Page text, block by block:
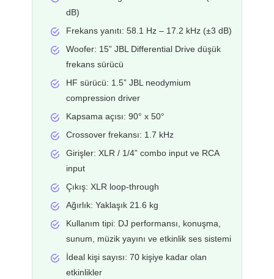
dB)
Frekans yanıtı: 58.1 Hz – 17.2 kHz (±3 dB)
Woofer: 15” JBL Differential Drive düşük
frekans sürücü
HF sürücü: 1.5” JBL neodymium
compression driver
Kapsama açısı: 90° x 50°
Crossover frekansı: 1.7 kHz
Girişler: XLR / 1/4” combo input ve RCA
input
Çıkış: XLR loop-through
Ağırlık: Yaklaşık 21.6 kg
Kullanım tipi: DJ performansı, konuşma,
sunum, müzik yayını ve etkinlik ses sistemi
İdeal kişi sayısı: 70 kişiye kadar olan
etkinlikler